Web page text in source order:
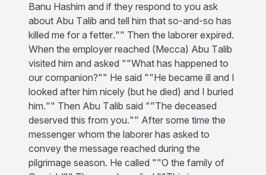
Banu Hashim and if they respond to you ask
about Abu Talib and tell him that so-and-so has
killed me for a fetter."" Then the laborer expired.
When the employer reached (Mecca) Abu Talib
visited him and asked ""What has happened to
our companion?"" He said ""He became ill and I
looked after him nicely (but he died) and I buried
him."" Then Abu Talib said ""The deceased
deserved this from you."" After some time the
messenger whom the laborer has asked to
convey the message reached during the
pilgrimage season. He called ""O the family of